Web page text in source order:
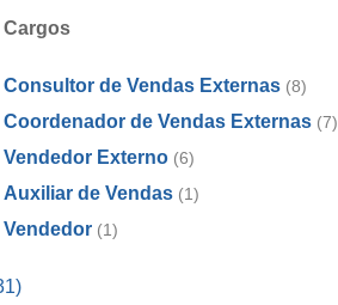
Cargos
Consultor de Vendas Externas (8)
Coordenador de Vendas Externas (7)
Vendedor Externo (6)
Auxiliar de Vendas (1)
Vendedor (1)